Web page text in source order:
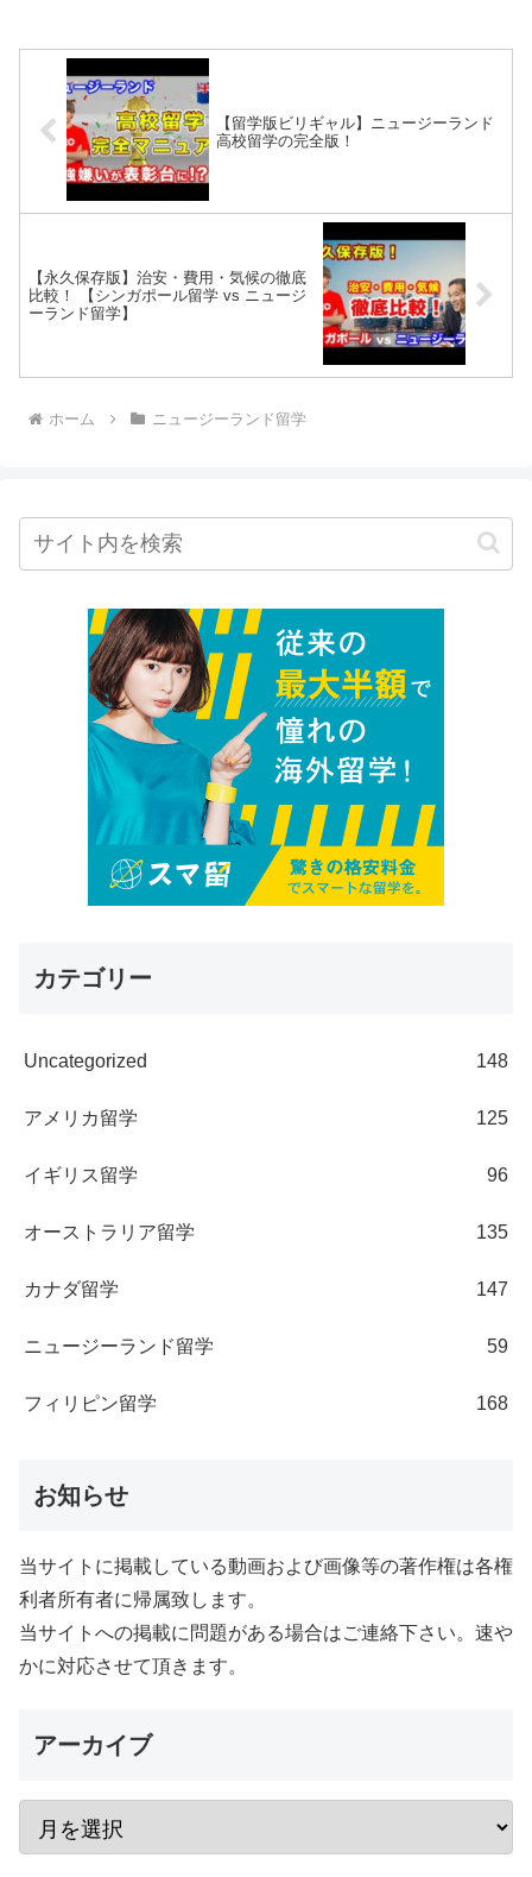
【留学版ビリギャル】ニュージーランド
高校留学の完全版！
【永久保存版】治安・費用・気候の徹底
比較！ 【シンガポール留学 vs ニュージ
ーランド留学】
ホーム ニュージーランド留学
カテゴリー
Uncategorized 148
アメリカ留学 125
イギリス留学 96
オーストラリア留学 135
カナダ留学 147
ニュージーランド留学 59
フィリピン留学 168
お知らせ
当サイトに掲載している動画および画像等の著作権は各権
利者所有者に帰属致します。
当サイトへの掲載に問題がある場合はご連絡下さい。速や
かに対応させて頂きます。
アーカイブ